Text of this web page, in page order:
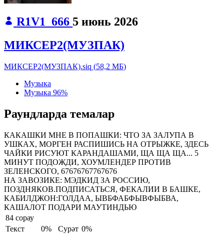
R1V1_666 5 июнь 2026
МИКСЕР2(МУЗПАК)
МИКСЕР2(МУЗПАК).siq (58,2 МБ)
Музыка
Музыка 96%
Раундларда темалар
КАКАШКИ МНЕ В ПОПАШКИ: ЧТО ЗА ЗАЛУПА В
УШКАХ, МОРГЕН РАСПИШИСЬ НА ОТРЫЖКЕ, ЗДЕСЬ
ЧАЙКИ РИСУЮТ КАРАНДАШАМИ, ЩА ЩА ЩА... 5
МИНУТ ПОДОЖДИ, ХОУМЛЕНДЕР ПРОТИВ
ЗЕЛЕНСКОГО, 67676767767676
НА ЗАВОЗИКЕ: МЭДКИД ЗА РОССИЮ,
ПОЗДНЯКОВ.ПОДПИСАТЬСЯ, ФЕКАЛИИ В БАШКЕ,
КАБИЛДЖОН:ГОЛДАА, ЫВБФАБФЫВФЫБВА,
КАШАЛОТ ПОДАРИ МАУТИНДЬЮ
84 сорау
Текст
0% Сурәт 0%